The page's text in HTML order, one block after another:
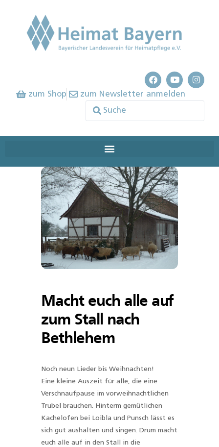
zum Shop zum Newsletter anmelden
Macht euch alle auf
zum Stall nach
Bethlehem
Noch neun Lieder bis Weihnachten!
Eine kleine Auszeit für alle, die eine
Verschnaufpause im vorweihnachtlichen
Trubel brauchen. Hinterm gemütlichen
Kachelofen bei Loibla und Punsch lässt es
sich gut aushalten und singen. Drum macht
euch alle auf in den Stall in die